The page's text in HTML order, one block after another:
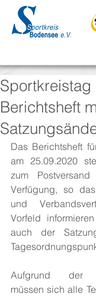
Sportkreistag
Berichtsheft
Das Berichtsheft
am 25.09.2020
zum
Verfügung, so
und
Vorfeld
auch der
Aufgrund der
müssen sich alle